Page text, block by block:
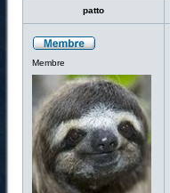
patto
Membre